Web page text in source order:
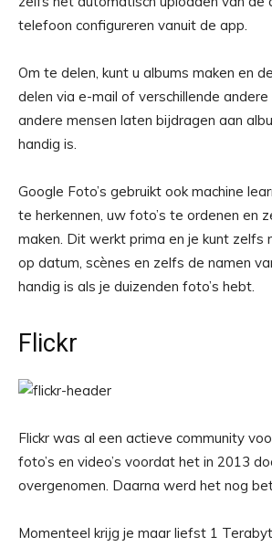
telefoon configureren vanuit de app.
Om te delen, kunt u albums maken en
delen via e-mail of verschillende
andere mensen laten bijdragen aan
handig is.
Google Foto’s gebruikt ook machine
te herkennen, uw foto’s te ordenen en
maken. Dit werkt prima en je kunt zelfs
op datum, scènes en zelfs de namen
handig is als je duizenden foto’s hebt.
Flickr
Flickr was al een actieve community
foto’s en video’s voordat het in 2013
overgenomen. Daarna werd het nog
Momenteel krijg je maar liefst 1